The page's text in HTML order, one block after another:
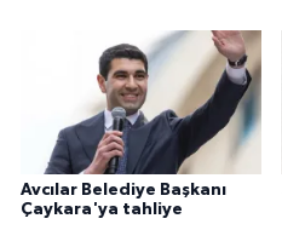
Avcılar Belediye Başkanı
Çaykara'ya tahliye